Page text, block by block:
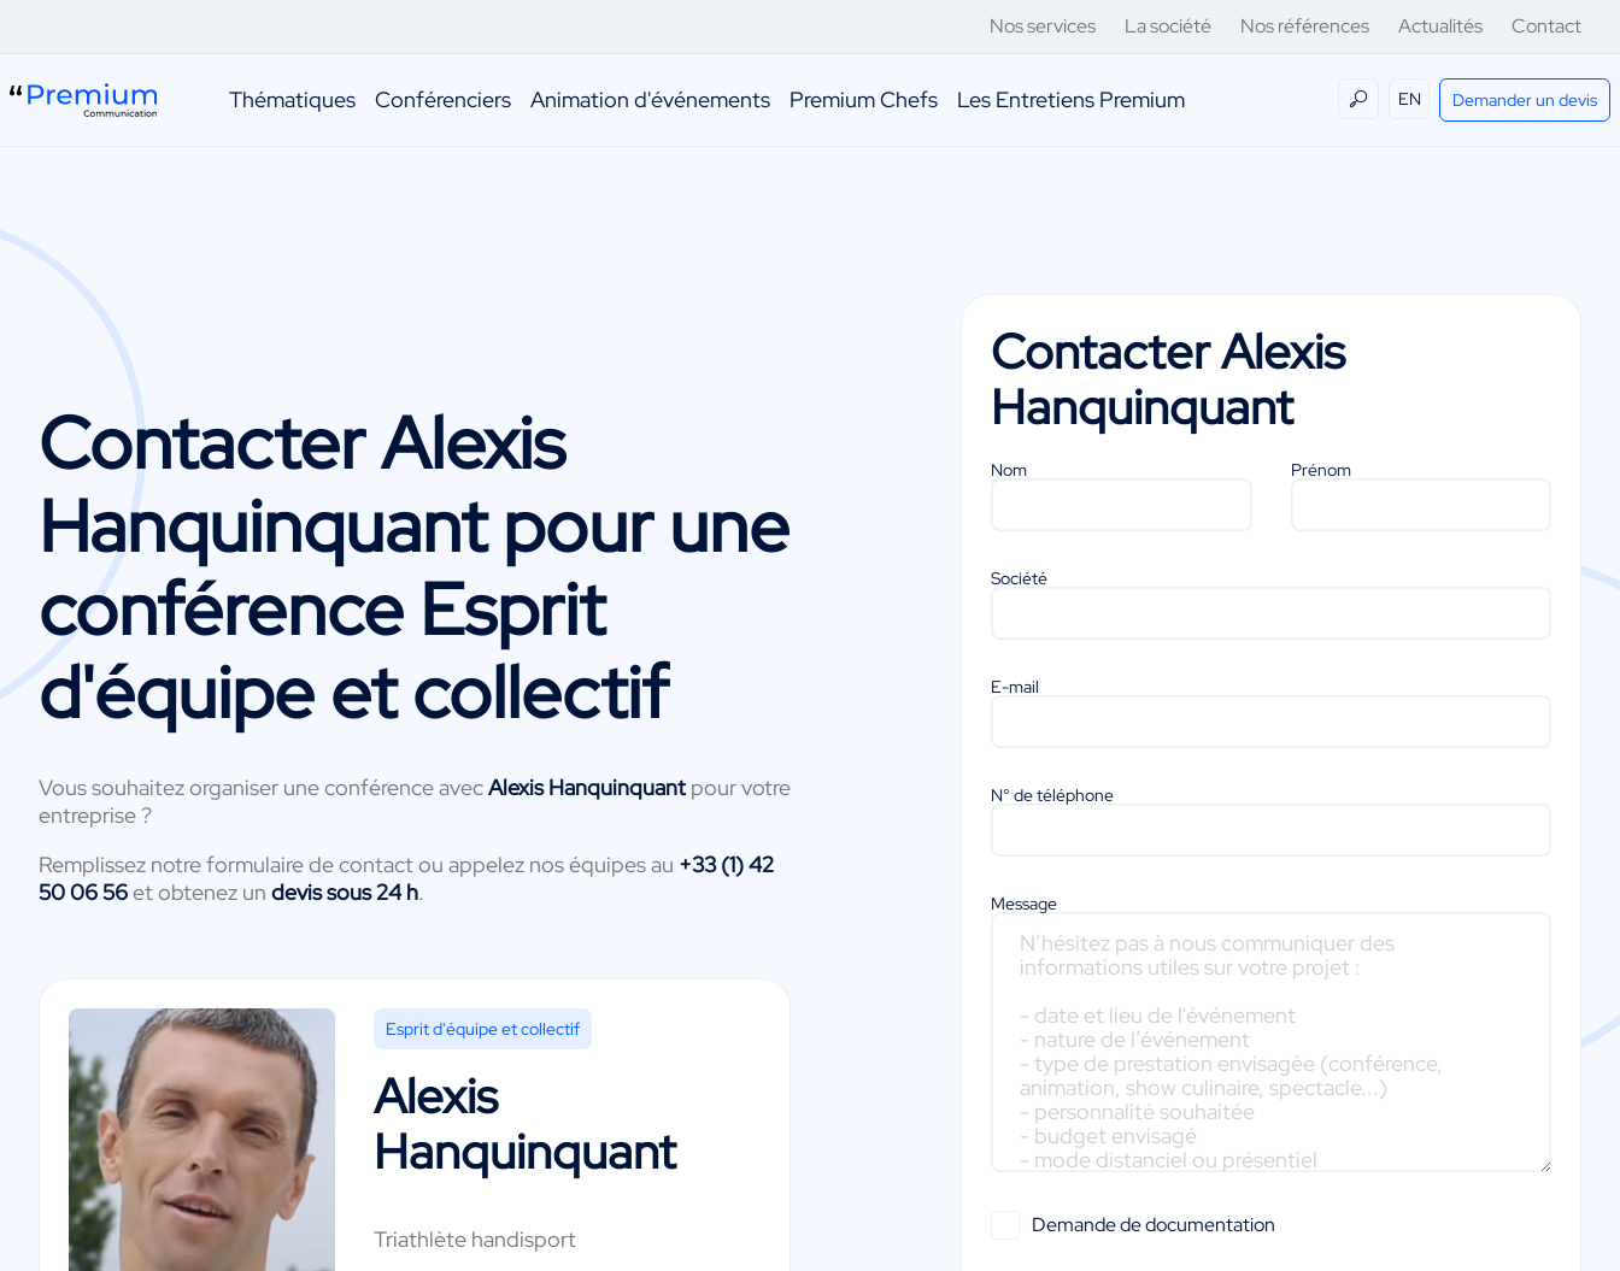
Nos services La société Nos références Actualités Contact
Thématiques Conférenciers Animation d'événements Premium Chefs Les Entretiens Premium EN Demander un devis
ContacterAlexis
Hanquinquantpour une
conférence Esprit
d'équipe et collectif
Vous souhaitez organiser une conférence avecAlexis Hanquinquant pour votre
entreprise ?
Remplissez notre formulaire de contact ou appelez nos équipes au +33 (1) 42
50 06 56et obtenez un devis sous 24 h.
Esprit d'équipe et collectif
Alexis
Hanquinquant
Triathlète handisport
ContacterAlexis
Hanquinquant
Nom Prénom
Société
E-mail
N° de téléphone
Message
Demande de documentation